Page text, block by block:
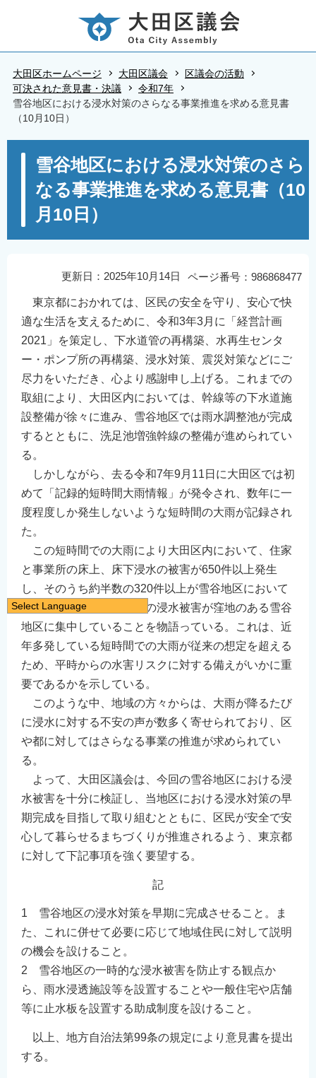
頭
大田区ホームページ 大田区議会
区議会の活動
可決された意見書・決議
令和7年
雪谷地区における浸水対策のさらなる事業推進を求める意見書
（10月10日）
雪谷地区における浸水対策のさら
なる事業推進を求める意見書（10
月10日）
ページ番号：986868477
更新日：2025年10月14日
東京都におかれては、区民の安全を守り、安心で快
適な生活を支えるために、令和3年3月に「経営計画
2021」を策定し、下水道管の再構築、水再生センタ
ー・ポンプ所の再構築、浸水対策、震災対策などにご
尽力をいただき、心より感謝申し上げる。これまでの
取組により、大田区内においては、幹線等の下水道施
設整備が徐々に進み、雪谷地区では雨水調整池が完成
するとともに、洗足池増強幹線の整備が進められてい
る。
しかしながら、去る令和7年9月11日に大田区では初
めて「記録的短時間大雨情報」が発令され、数年に一
度程度しか発生しないような短時間の大雨が記録され
た。
この短時間での大雨により大田区内において、住家
と事業所の床上、床下浸水の被害が650件以上発生
し、そのうち約半数の320件以上が雪谷地区において
生じており、大田区内での浸水被害が窪地のある雪谷
地区に集中していることを物語っている。これは、近
年多発している短時間での大雨が従来の想定を超える
ため、平時からの水害リスクに対する備えがいかに重
要であるかを示している。
このような中、地域の方々からは、大雨が降るたび
に浸水に対する不安の声が数多く寄せられており、区
や都に対してはさらなる事業の推進が求められてい
る。
よって、大田区議会は、今回の雪谷地区における浸
水被害を十分に検証し、当地区における浸水対策の早
期完成を目指して取り組むとともに、区民が安全で安
心して暮らせるまちづくりが推進されるよう、東京都
に対して下記事項を強く要望する。
記
1 雪谷地区の浸水対策を早期に完成させること。ま
た、これに併せて必要に応じて地域住民に対して説明
の機会を設けること。
2 雪谷地区の一時的な浸水被害を防止する観点か
ら、雨水浸透施設等を設置することや一般住宅や店舗
等に止水板を設置する助成制度を設けること。
以上、地方自治法第99条の規定により意見書を提出
する。
Select Language
日本語
English
简体中文
繁體中文
한국어
नेपाली
Filipino